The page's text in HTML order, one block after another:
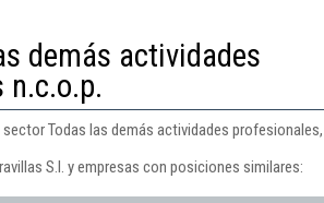
demás actividades
Todas las demás actividades
S.l. y empresas con posiciones similares: